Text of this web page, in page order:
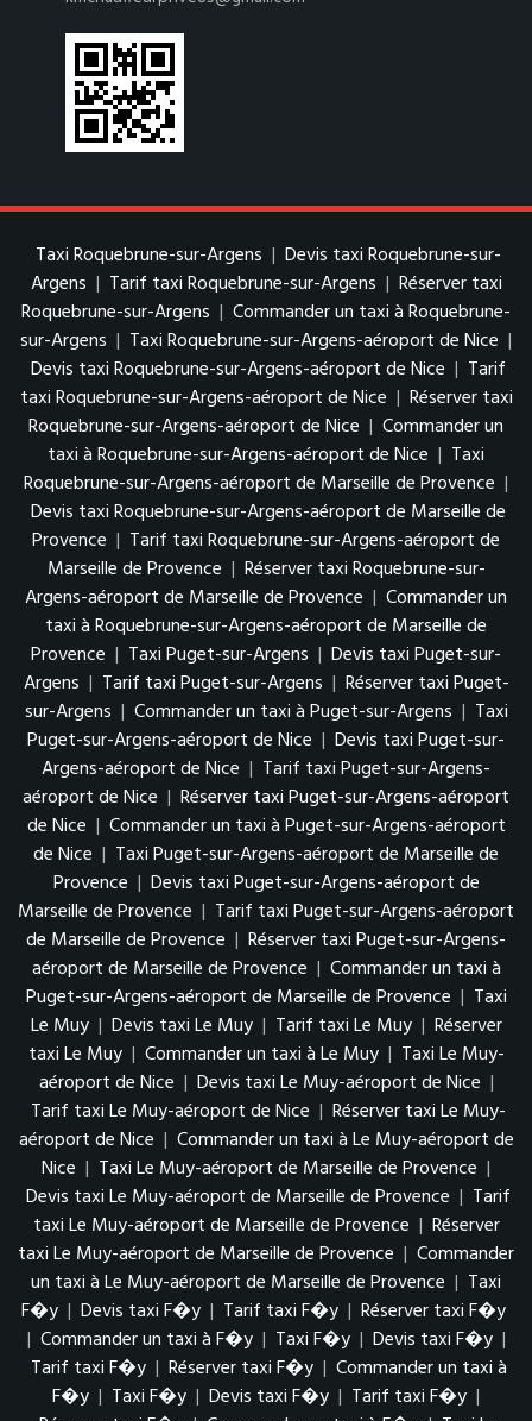
Taxi Roquebrune-sur-Argens | Devis taxi Roquebrune-sur-
Argens | Tarif taxi Roquebrune-sur-Argens | Réserver taxi
Roquebrune-sur-Argens | Commander un taxi à Roquebrune-
sur-Argens | Taxi Roquebrune-sur-Argens-aéroport de Nice |
Devis taxi Roquebrune-sur-Argens-aéroport de Nice | Tarif
taxi Roquebrune-sur-Argens-aéroport de Nice | Réserver taxi
Roquebrune-sur-Argens-aéroport de Nice | Commander un
taxi à Roquebrune-sur-Argens-aéroport de Nice | Taxi
Roquebrune-sur-Argens-aéroport de Marseille de Provence |
Devis taxi Roquebrune-sur-Argens-aéroport de Marseille de
Provence | Tarif taxi Roquebrune-sur-Argens-aéroport de
Marseille de Provence | Réserver taxi Roquebrune-sur-
Argens-aéroport de Marseille de Provence | Commander un
taxi à Roquebrune-sur-Argens-aéroport de Marseille de
Provence | Taxi Puget-sur-Argens | Devis taxi Puget-sur-
Argens | Tarif taxi Puget-sur-Argens | Réserver taxi Puget-
sur-Argens | Commander un taxi à Puget-sur-Argens | Taxi
Puget-sur-Argens-aéroport de Nice | Devis taxi Puget-sur-
Argens-aéroport de Nice | Tarif taxi Puget-sur-Argens-
aéroport de Nice | Réserver taxi Puget-sur-Argens-aéroport
de Nice | Commander un taxi à Puget-sur-Argens-aéroport
de Nice | Taxi Puget-sur-Argens-aéroport de Marseille de
Provence | Devis taxi Puget-sur-Argens-aéroport de
Marseille de Provence | Tarif taxi Puget-sur-Argens-aéroport
de Marseille de Provence | Réserver taxi Puget-sur-Argens-
aéroport de Marseille de Provence | Commander un taxi à
Puget-sur-Argens-aéroport de Marseille de Provence | Taxi
Le Muy | Devis taxi Le Muy | Tarif taxi Le Muy | Réserver
taxi Le Muy | Commander un taxi à Le Muy | Taxi Le Muy-
aéroport de Nice | Devis taxi Le Muy-aéroport de Nice |
Tarif taxi Le Muy-aéroport de Nice | Réserver taxi Le Muy-
aéroport de Nice | Commander un taxi à Le Muy-aéroport de
Nice | Taxi Le Muy-aéroport de Marseille de Provence |
Devis taxi Le Muy-aéroport de Marseille de Provence | Tarif
taxi Le Muy-aéroport de Marseille de Provence | Réserver
taxi Le Muy-aéroport de Marseille de Provence | Commander
un taxi à Le Muy-aéroport de Marseille de Provence | Taxi
F�y | Devis taxi F�y | Tarif taxi F�y | Réserver taxi F�y
| Commander un taxi à F�y | Taxi F�y | Devis taxi F�y |
Tarif taxi F�y | Réserver taxi F�y | Commander un taxi à
F�y | Taxi F�y | Devis taxi F�y | Tarif taxi F�y |